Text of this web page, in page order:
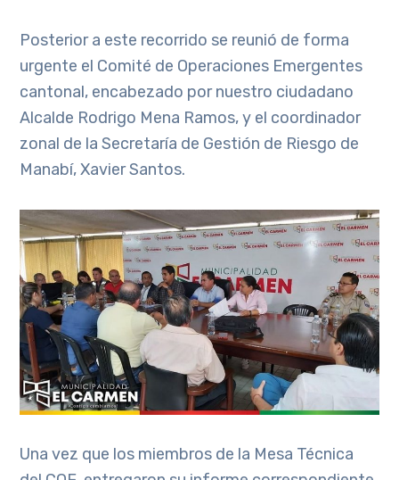
Posterior a este recorrido se reunió de forma
urgente el Comité de Operaciones Emergentes
cantonal, encabezado por nuestro ciudadano
Alcalde Rodrigo Mena Ramos, y el coordinador
zonal de la Secretaría de Gestión de Riesgo de
Manabí, Xavier Santos.
Una vez que los miembros de la Mesa Técnica